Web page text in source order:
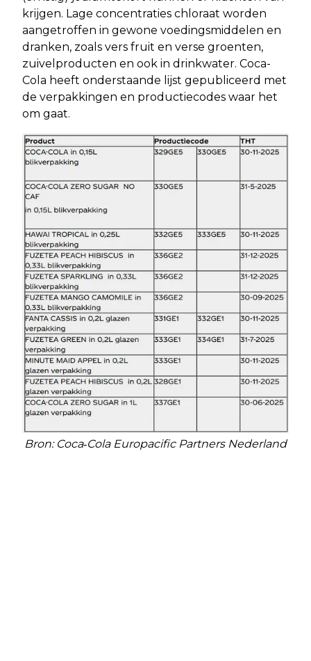
krijgen. Lage concentraties chloraat worden
aangetroffen in gewone voedingsmiddelen en
dranken, zoals vers fruit en verse groenten,
zuivelproducten en ook in drinkwater. Coca-
Cola heeft onderstaande lijst gepubliceerd met
de verpakkingen en productiecodes waar het
om gaat.
Bron: Coca‑Cola Europacific Partners Nederland